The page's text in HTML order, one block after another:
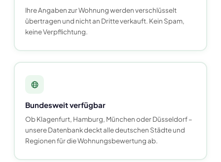
Ihre Angaben zur Wohnung werden verschlüsselt
übertragen und nicht an Dritte verkauft. Kein Spam,
keine Verpflichtung.
Bundesweit verfügbar
Ob Klagenfurt, Hamburg, München oder Düsseldorf –
unsere Datenbank deckt alle deutschen Städte und
Regionen für die Wohnungsbewertung ab.